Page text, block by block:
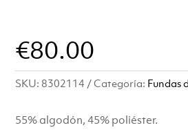
€80.00
SKU: 8302114 Categoría: Fundas
55% algodón, 45% poliéster.